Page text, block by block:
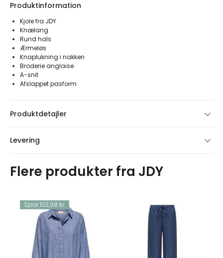
Produktinformation
Kjole fra JDY
Knælang
Rund hals
Ærmeløs
Knaplukning i nakken
Broderie anglaise
A-snit
Afslappet pasform
Produktdetajler
Levering
Flere produkter fra JDY
Spar 103,98 kr.